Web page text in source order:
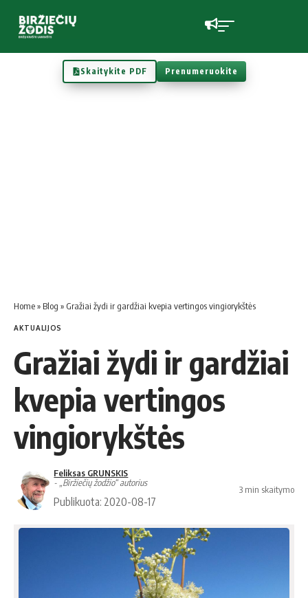
Skaitykite PDF Prenumeruokite
Home» Blog » Gražiai žydi ir gardžiai kvepia vertingos vingiorykštės
AKTUALIJOS
Gražiai žydi ir gardžiai
kvepia vertingos
vingiorykštės
Feliksas GRUNSKIS
- „Biržiečių žodžio“ autorius
Publikuota: 2020-08-17
3 min skaitymo